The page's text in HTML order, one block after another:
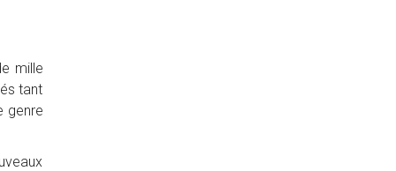
mille
tant
genre